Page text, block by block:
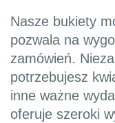
Nasze bukiety
pozwala na
zamówień.
potrzebujesz
inne ważne
oferuje szeroki